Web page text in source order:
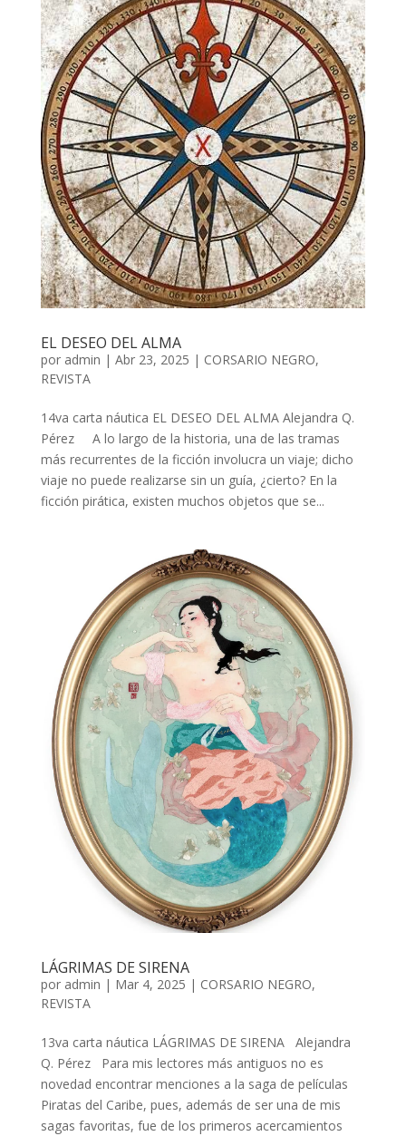
EL DESEO DEL ALMA
por admin | Abr 23, 2025 | CORSARIO NEGRO,
REVISTA
14va carta náutica EL DESEO DEL ALMA Alejandra Q.
Pérez A lo largo de la historia, una de las tramas
más recurrentes de la ficción involucra un viaje; dicho
viaje no puede realizarse sin un guía, ¿cierto? En la
ficción pirática, existen muchos objetos que se...
LÁGRIMAS DE SIRENA
por admin | Mar 4, 2025 | CORSARIO NEGRO,
REVISTA
13va carta náutica LÁGRIMAS DE SIRENA Alejandra
Q. Pérez Para mis lectores más antiguos no es
novedad encontrar menciones a la saga de películas
Piratas del Caribe, pues, además de ser una de mis
sagas favoritas, fue de los primeros acercamientos